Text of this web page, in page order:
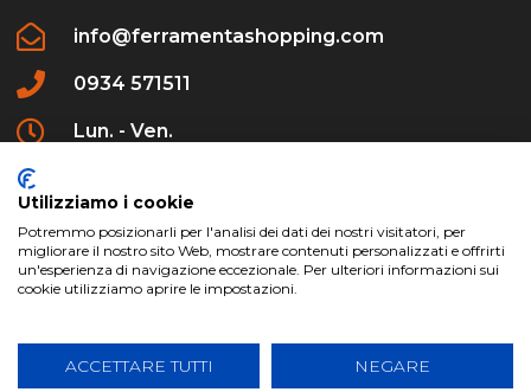
info@ferramentashopping.com
0934 571511
Lun. - Ven.
Creative Agency | All Rights Reserved.
Utilizziamo i cookie
Potremmo posizionarli per l'analisi dei dati dei nostri visitatori, per
migliorare il nostro sito Web, mostrare contenuti personalizzati e offrirti
un'esperienza di navigazione eccezionale. Per ulteriori informazioni sui
cookie utilizziamo aprire le impostazioni.
ACCETTARE TUTTI NEGARE